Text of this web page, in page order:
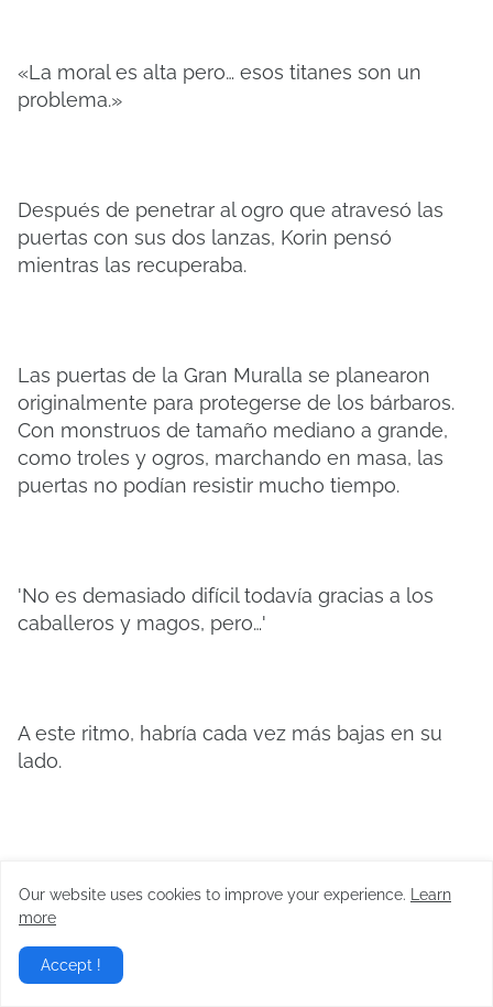
«La moral es alta pero… esos titanes son un
problema.»
Después de penetrar al ogro que atravesó las
puertas con sus dos lanzas, Korin pensó
mientras las recuperaba.
Las puertas de la Gran Muralla se planearon
originalmente para protegerse de los bárbaros.
Con monstruos de tamaño mediano a grande,
como troles y ogros, marchando en masa, las
puertas no podían resistir mucho tiempo.
'No es demasiado difícil todavía gracias a los
caballeros y magos, pero…'
A este ritmo, habría cada vez más bajas en su
lado.
escondidas en las rocas detrás del muro.
Our website uses cookies to improve your experience.
Learn
more
Accept !